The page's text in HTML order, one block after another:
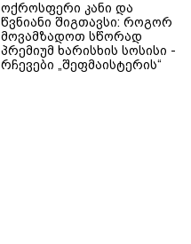
ოქროსფერი კანი და
წვნიანი შიგთავსი: როგორ
მოვამზადოთ სწორად
პრემიუმ ხარისხის სოსისი -
რჩევები „შეფმაისტერის“